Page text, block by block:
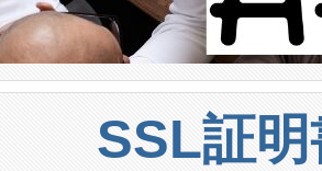
SSL証